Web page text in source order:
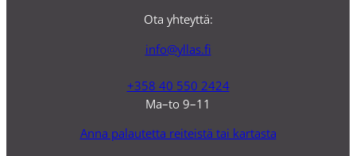
Ota yhteyttä:
info@yllas.fi
+358 40 550 2424
Ma–to 9–11
Anna palautetta reiteistä tai kartasta